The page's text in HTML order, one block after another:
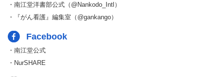
・南江堂洋書部公式（@Nankodo_Intl）
・『がん看護』編集室（@gankango）
Facebook
・南江堂公式
・NurSHARE